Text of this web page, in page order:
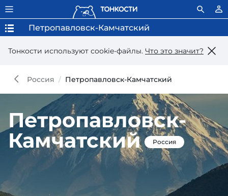
Тонкости используют сookie-файлы. Что это значит?
Петропавловск-Камчатский
Россия Петропавловск-Камчатский
Петропавловск-
Камчатский
Россия